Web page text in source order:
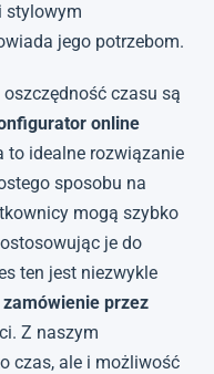
stylowym
jego potrzebom.
czasu są
online
to idealne rozwiązanie
sposobu na
mogą szybko
je do
ten jest niezwykle
zamówienie przez
Z naszym
czas, ale i możliwość